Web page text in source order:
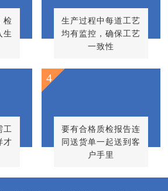
检
生
生产过程中每道工艺
均有监控，确保工艺
一致性
工
才
要有合格质检报告连
同送货单一起送到客
户手里
4